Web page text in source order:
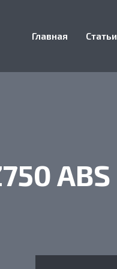
Главная Статьи
ABS